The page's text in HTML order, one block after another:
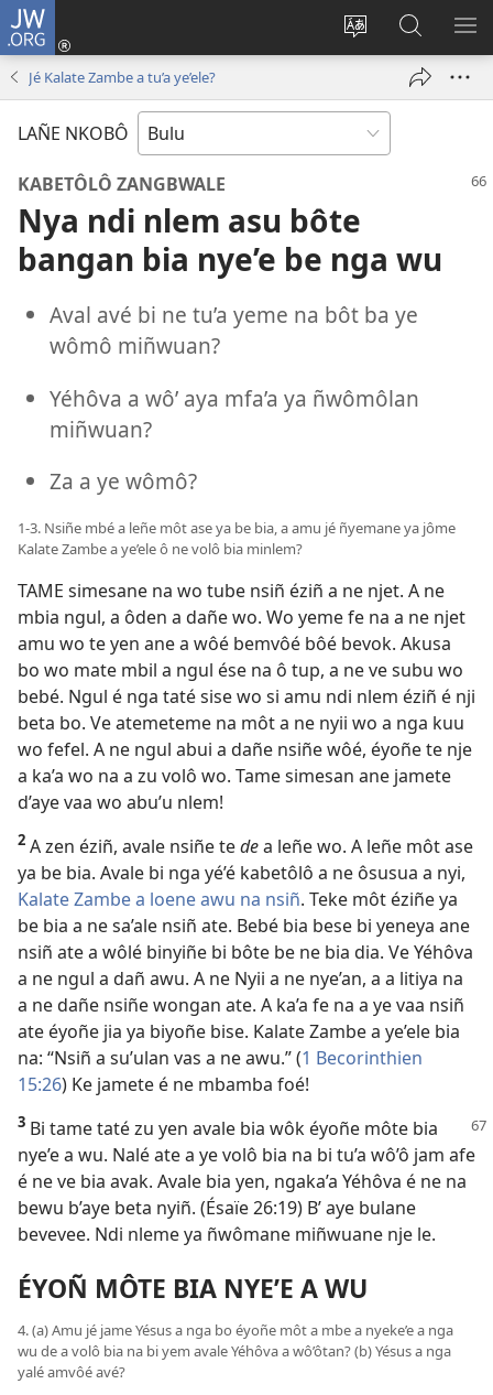
JW.ORG
Tyéndé’é
anjeñe
mefoé
Yoé
window)
Jeñe
JW.ORG
E
Jé Kalate Zambe a tu’a ye’ele?
LAÑE NKOBÔ
KABETÔLÔ ZANGBWALE
Nya ndi nlem asu bôte
bangan bia nye’e be nga wu
Aval avé bi ne tu’a yeme na bôt ba ye
wômô miñwuan?
Yéhôva a wô’ aya mfa’a ya ñwômôlan
miñwuan?
Za a ye wômô?
1-3. Nsiñe mbé a leñe môt ase ya be bia, a amu jé ñyemane ya jôme
Kalate Zambe a ye’ele ô ne volô bia minlem?
TAME simesane na wo tube nsiñ éziñ a ne njet. A ne
mbia ngul, a ôden a dañe wo. Wo yeme fe na a ne njet
amu wo te yen ane a wôé bemvôé bôé bevok. Akusa
bo wo mate mbil a ngul ése na ô tup, a ne ve subu wo
bebé. Ngul é nga taté sise wo si amu ndi nlem éziñ é nji
beta bo. Ve atemeteme na môt a ne nyii wo a nga kuu
wo fefel. A ne ngul abui a dañe nsiñe wôé, éyoñe te nje
a ka’a wo na a zu volô wo. Tame simesan ane jamete
d’aye vaa wo abu’u nlem!
2 A zen éziñ, avale nsiñe tedea leñe wo. A leñe môt ase
ya be bia. Avale bi nga yé’é kabetôlô a ne ôsusua a nyi,
Kalate Zambe a loene awu na nsiñ. Teke môt éziñe ya
be bia a ne sa’ale nsiñ ate. Bebé bia bese bi yeneya ane
nsiñ ate a wôlé binyiñe bi bôte be ne bia dia. Ve Yéhôva
a ne ngul a dañ awu. A ne Nyii a ne nye’an, a a litiya na
a ne dañe nsiñe wongan ate. A ka’a fe na a ye vaa nsiñ
ate éyoñe jia ya biyoñe bise. Kalate Zambe a ye’ele bia
na: “Nsiñ a su’ulan vas a ne awu.” (1 Becorinthien
15:26) Ke jamete é ne mbamba foé!
3 Bi tame taté zu yen avale bia wôk éyoñe môte bia
nye’e a wu. Nalé ate a ye volô bia na bi tu’a wô’ô jam afe
é ne ve bia avak. Avale bia yen, ngaka’a Yéhôva é ne na
bewu b’aye beta nyiñ. (Ésaïe 26:19) B’ aye bulane
bevevee. Ndi nleme ya ñwômane miñwuane nje le.
ÉYOÑ MÔTE BIA NYE’E A WU
4. (a) Amu jé jame Yésus a nga bo éyoñe môt a mbe a nyeke’e a nga
wu de a volô bia na bi yem avale Yéhôva a wô’ôtan? (b) Yésus a nga
yalé amvôé avé?